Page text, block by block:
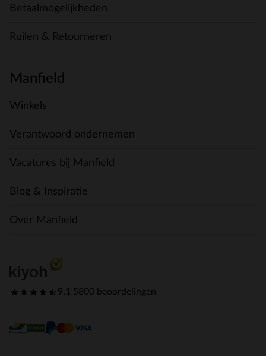
Betaalmogelijkheden
Ruilen & Retourneren
Manfield
Winkels
Verantwoord ondernemen
Vacatures bij Manfield
Blog & Inspiratie
Over Manfield
9.1 5800 beoordelingen